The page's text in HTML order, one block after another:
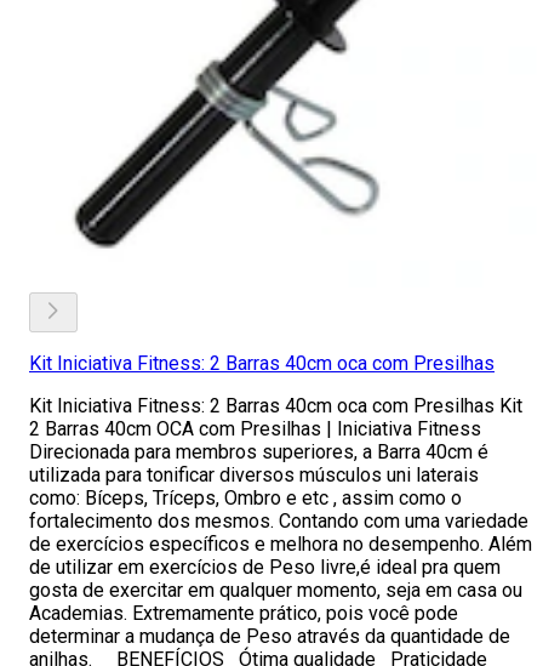
Kit Iniciativa Fitness: 2 Barras 40cm oca com Presilhas
Kit Iniciativa Fitness: 2 Barras 40cm oca com Presilhas Kit
2 Barras 40cm OCA com Presilhas | Iniciativa Fitness
Direcionada para membros superiores, a Barra 40cm é
utilizada para tonificar diversos músculos uni laterais
como: Bíceps, Tríceps, Ombro e etc , assim como o
fortalecimento dos mesmos. Contando com uma variedade
de exercícios específicos e melhora no desempenho. Além
de utilizar em exercícios de Peso livre,é ideal pra quem
gosta de exercitar em qualquer momento, seja em casa ou
Academias. Extremamente prático, pois você pode
determinar a mudança de Peso através da quantidade de
anilhas. BENEFÍCIOS Ótima qualidade Praticidade